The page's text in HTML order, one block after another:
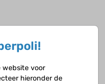
de spijsvertering. Voedingsstoffen
website voor
hieronder de